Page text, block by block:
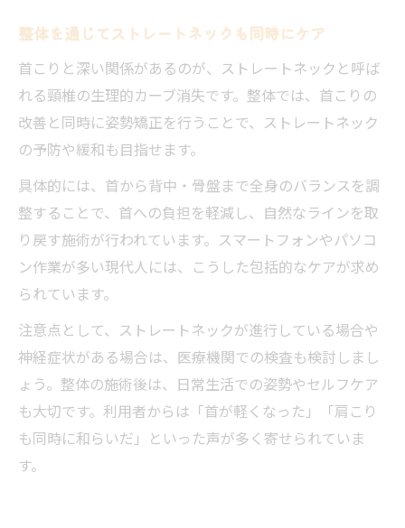
整体を通じてストレートネックも同時にケア
首こりと深い関係があるのが、ストレートネックと呼ば
れる頸椎の生理的カーブ消失です。整体では、首こりの
改善と同時に姿勢矯正を行うことで、ストレートネック
の予防や緩和も目指せます。
具体的には、首から背中・骨盤まで全身のバランスを調
整することで、首への負担を軽減し、自然なラインを取
り戻す施術が行われています。スマートフォンやパソコ
ン作業が多い現代人には、こうした包括的なケアが求め
られています。
注意点として、ストレートネックが進行している場合や
神経症状がある場合は、医療機関での検査も検討しまし
ょう。整体の施術後は、日常生活での姿勢やセルフケア
も大切です。利用者からは「首が軽くなった」「肩こり
も同時に和らいだ」といった声が多く寄せられていま
す。